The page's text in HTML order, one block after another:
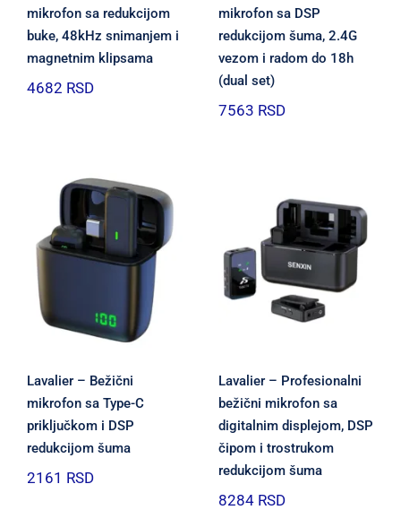
mikrofon sa redukcijom
buke, 48kHz snimanjem i
magnetnim klipsama
4682 RSD
mikrofon sa DSP
redukcijom šuma, 2.4G
vezom i radom do 18h
(dual set)
7563 RSD
Lavalier – Bežični
mikrofon sa Type-C
priključkom i DSP
redukcijom šuma
2161 RSD
Lavalier – Profesionalni
bežični mikrofon sa
digitalnim displejom, DSP
čipom i trostrukom
redukcijom šuma
8284 RSD